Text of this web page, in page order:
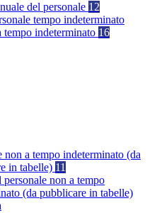
del personale 12
tempo indeterminato
tempo indeterminato 16
non a tempo indeterminato (da
in tabelle) 11
personale non a tempo
(da pubblicare in tabelle)